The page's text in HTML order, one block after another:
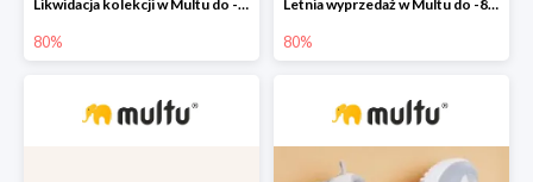
Likwidacja kolekcji w Multu do -80%
80%
Letnia wyprzedaż w Multu do -80%
80%